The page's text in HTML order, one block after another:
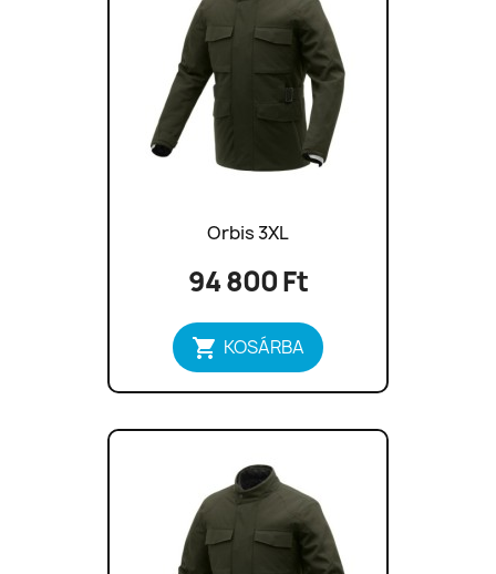
Orbis 3XL
94 800 Ft
 KOSÁRBA